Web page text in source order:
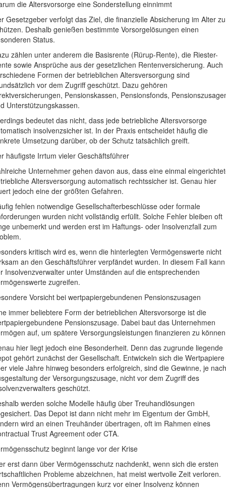
die Altersvorsorge eine Sonderstellung einnimmt
Gesetzgeber verfolgt das Ziel, die finanzielle Absicherung im Alter zu
Deshalb genießen bestimmte Vorsorgelösungen einen
Status.
zählen unter anderem die Basisrente (Rürup-Rente), die Riester-
sowie Ansprüche aus der gesetzlichen Rentenversicherung. Auch
Formen der betrieblichen Altersversorgung sind
vor dem Zugriff geschützt. Dazu gehören
Pensionskassen, Pensionsfonds,
Unterstützungskassen.
bedeutet das nicht, dass jede betriebliche Altersvorsorge
insolvenzsicher ist. In der Praxis entscheidet häufig die
Umsetzung darüber, ob der Schutz tatsächlich greift.
häufigste Irrtum vieler Geschäftsführer
Unternehmer gehen davon aus, dass eine einmal
Altersversorgung automatisch rechtssicher ist. Genau hier
jedoch eine der größten Gefahren.
fehlen notwendige Gesellschafterbeschlüsse oder formale
wurden nicht vollständig erfüllt. Solche Fehler bleiben oft
unbemerkt und werden erst im Haftungs- oder Insolvenzfall zum
kritisch wird es, wenn die hinterlegten Vermögenswerte nicht
an den Geschäftsführer verpfändet wurden. In diesem Fall kann
Insolvenzverwalter unter Umständen auf die entsprechenden
zugreifen.
Vorsicht bei wertpapiergebundenen Pensionszusagen
immer beliebtere Form der betrieblichen Altersvorsorge ist die
Pensionszusage. Dabei baut das Unternehmen
auf, um spätere Versorgungsleistungen finanzieren zu
hier liegt jedoch eine Besonderheit. Denn das zugrunde liegende
gehört zunächst der Gesellschaft. Entwickeln sich die Wertpapiere
viele Jahre hinweg besonders erfolgreich, sind die Gewinne, je nach
der Versorgungszusage, nicht vor dem Zugriff des
geschützt.
werden solche Modelle häufig über Treuhandlösungen
Das Depot ist dann nicht mehr im Eigentum der GmbH,
wird an einen Treuhänder übertragen, oft im Rahmen eines
Trust Agreement oder CTA.
beginnt lange vor der Krise
erst dann über Vermögensschutz nachdenkt, wenn sich die ersten
Probleme abzeichnen, hat meist wertvolle Zeit verloren.
Vermögensübertragungen kurz vor einer Insolvenz können